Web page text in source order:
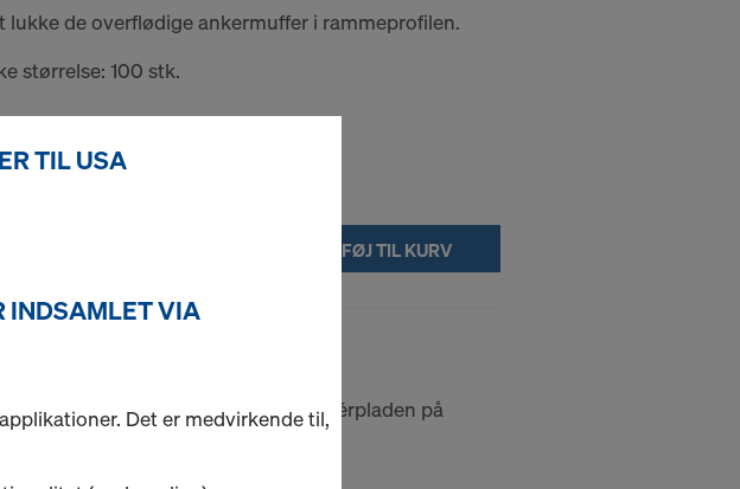
lukke de overflødige ankermuffer i rammeprofilen.
størrelse: 100 stk.
Brugt
TILFØJ TIL KURV
lukke de overflødige ankerhuller i finérpladen på
TIL USA
INDSAMLET VIA
Det er medvirkende til,